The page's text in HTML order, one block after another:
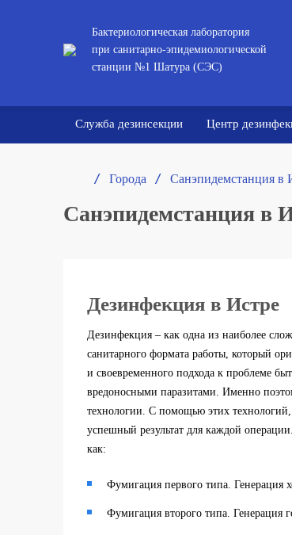
Бактериологическая лаборатория
при санитарно-эпидемиологической
станции №1 Шатура (СЭС)
Служба дезинсекции Центр
/ Города / Санэпидемстанция в
Санэпидемстанция в
Дезинфекция в Истре
Дезинфекция – как одна из наиболее
санитарного формата работы, который
и своевременного подхода к проблеме
вредоносными паразитами. Именно
технологии. С помощью этих технологий,
успешный результат для каждой
как:
Фумигация первого типа. Генерация
Фумигация второго типа. Генерация